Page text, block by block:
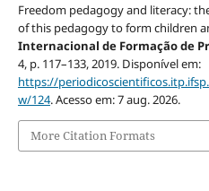
Freedom pedagogy and literacy:
of this pedagogy to form children
Internacional de Formação de
4, p. 117–133, 2019. Disponível em:
https://
w/124. Acesso em: 7 aug. 2026.
More Citation Formats